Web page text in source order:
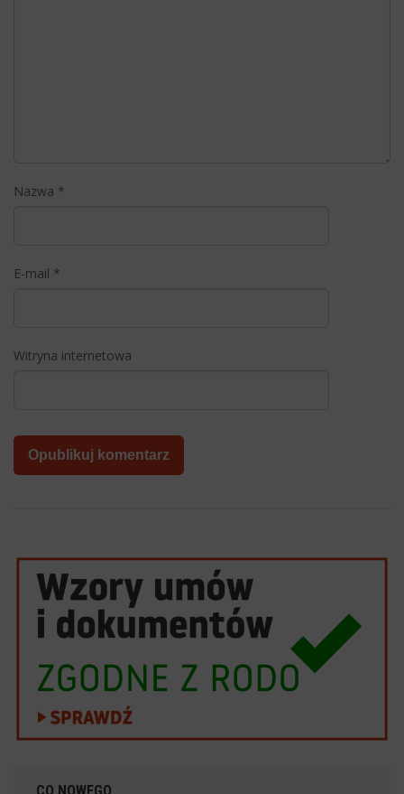
Nazwa *
E-mail *
Witryna internetowa
CO NOWEGO